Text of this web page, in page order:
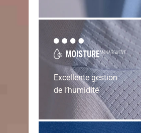
Excellente gestion
de l’humidité